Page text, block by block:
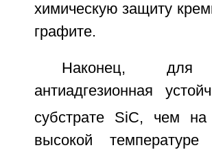
химическую защиту
графите.
Наконец, для
антиадгезионная
субстрате SiC, чем на
высокой